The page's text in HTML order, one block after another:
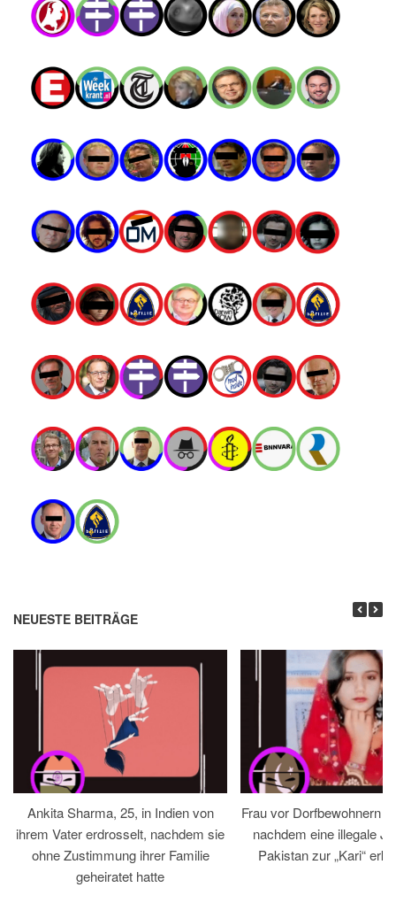
NEUESTE BEITRÄGE
Ankita Sharma, 25, in Indien von
ihrem Vater erdrosselt, nachdem sie
ohne Zustimmung ihrer Familie
geheiratet hatte
Frau vor Dorfbewohnern
nachdem eine illegale
Pakistan zur „Kari“